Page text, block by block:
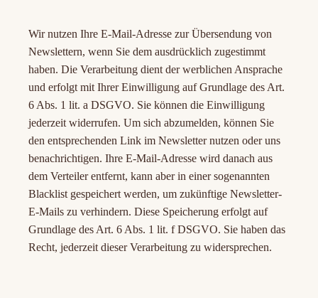
Wir nutzen Ihre E-Mail-Adresse zur Übersendung von
Newslettern, wenn Sie dem ausdrücklich zugestimmt
haben. Die Verarbeitung dient der werblichen Ansprache
und erfolgt mit Ihrer Einwilligung auf Grundlage des Art.
6 Abs. 1 lit. a DSGVO. Sie können die Einwilligung
jederzeit widerrufen. Um sich abzumelden, können Sie
den entsprechenden Link im Newsletter nutzen oder uns
benachrichtigen. Ihre E-Mail-Adresse wird danach aus
dem Verteiler entfernt, kann aber in einer sogenannten
Blacklist gespeichert werden, um zukünftige Newsletter-
E-Mails zu verhindern. Diese Speicherung erfolgt auf
Grundlage des Art. 6 Abs. 1 lit. f DSGVO. Sie haben das
Recht, jederzeit dieser Verarbeitung zu widersprechen.